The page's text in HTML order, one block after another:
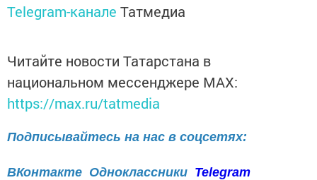
Telegram-канале Татмедиа
Читайте новости Татарстана в
национальном мессенджере MАХ:
https://max.ru/tatmedia
Подписывайтесь на нас в соцсетях:
ВКонтакте Одноклассники Telegram